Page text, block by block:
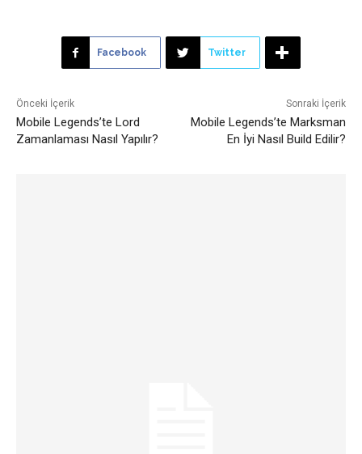
Facebook Twitter
Önceki İçerik
Mobile Legends’te Lord
Zamanlaması Nasıl Yapılır?
Sonraki İçerik
Mobile Legends’te Marksman
En İyi Nasıl Build Edilir?